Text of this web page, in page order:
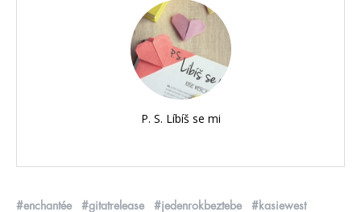
P. S. Líbíš se mi
#enchantée #gitatrelease #jedenrokbeztebe
#kasiewest